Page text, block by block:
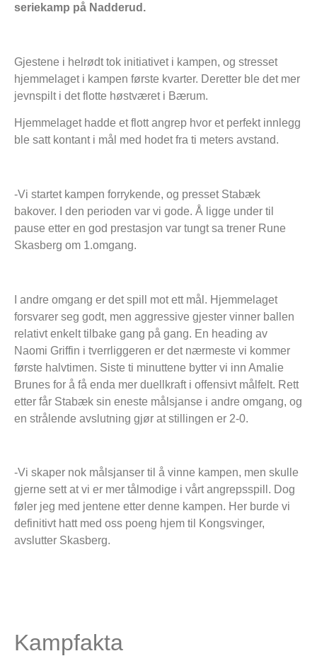
seriekamp på Nadderud.
Gjestene i helrødt tok initiativet i kampen, og stresset
hjemmelaget i kampen første kvarter. Deretter ble det mer
jevnspilt i det flotte høstværet i Bærum.
Hjemmelaget hadde et flott angrep hvor et perfekt innlegg
ble satt kontant i mål med hodet fra ti meters avstand.
-Vi startet kampen forrykende, og presset Stabæk
bakover. I den perioden var vi gode. Å ligge under til
pause etter en god prestasjon var tungt sa trener Rune
Skasberg om 1.omgang.
I andre omgang er det spill mot ett mål. Hjemmelaget
forsvarer seg godt, men aggressive gjester vinner ballen
relativt enkelt tilbake gang på gang. En heading av
Naomi Griffin i tverrliggeren er det nærmeste vi kommer
første halvtimen. Siste ti minuttene bytter vi inn Amalie
Brunes for å få enda mer duellkraft i offensivt målfelt. Rett
etter får Stabæk sin eneste målsjanse i andre omgang, og
en strålende avslutning gjør at stillingen er 2-0.
-Vi skaper nok målsjanser til å vinne kampen, men skulle
gjerne sett at vi er mer tålmodige i vårt angrepsspill. Dog
føler jeg med jentene etter denne kampen. Her burde vi
definitivt hatt med oss poeng hjem til Kongsvinger,
avslutter Skasberg.
Kampfakta